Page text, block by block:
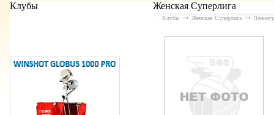
Клубы Женская Суперлига
Клубы Женская Суперлига